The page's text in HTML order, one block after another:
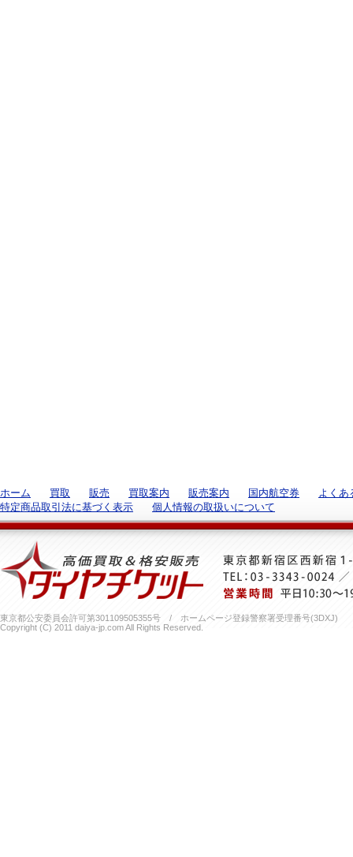
ホーム 買取 販売 買取案内 販売案内 国内航空券
よくあ
特定商品取引法に基づく表示
個人情報の取扱いについて
東京都公安委員会許可第301109505355号 / ホームページ登録警察署受理番号(3DXJ)
Copyright (C) 2011 daiya-jp.com All Rights Reserved.